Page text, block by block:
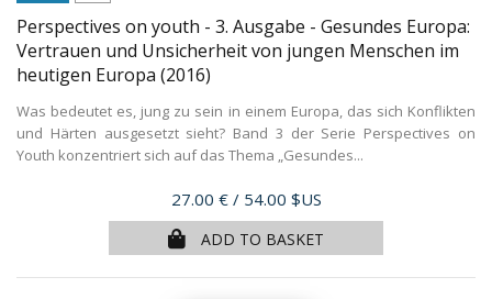
Perspectives on youth - 3. Ausgabe - Gesundes Europa:
Vertrauen und Unsicherheit von jungen Menschen im
heutigen Europa (2016)
Was bedeutet es, jung zu sein in einem Europa, das sich Konflikten
und Härten ausgesetzt sieht? Band 3 der Serie Perspectives on
Youth konzentriert sich auf das Thema „Gesundes...
Price
27.00 € / 54.00 $US
ADD TO BASKET